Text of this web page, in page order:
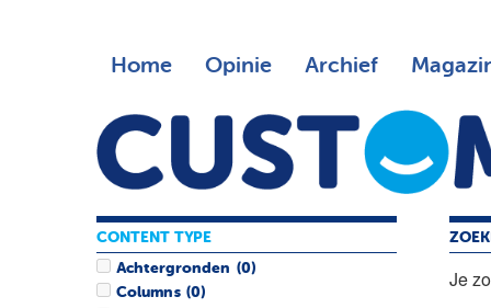
Home Opinie Archief
Je
CONTENT TYPE
Achtergronden (0)
Columns (0)